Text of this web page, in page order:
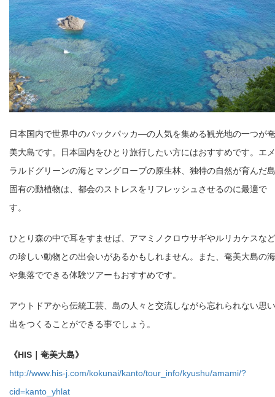
日本国内で世界中のバックパッカ―の人気を集める観光地の一つが奄
美大島です。日本国内をひとり旅行したい方にはおすすめです。エメ
ラルドグリーンの海とマングローブの原生林、独特の自然が育んだ島
固有の動植物は、都会のストレスをリフレッシュさせるのに最適で
す。
ひとり森の中で耳をすませば、アマミノクロウサギやルリカケスなど
の珍しい動物との出会いがあるかもしれません。また、奄美大島の海
や集落でできる体験ツアーもおすすめです。
アウトドアから伝統工芸、島の人々と交流しながら忘れられない思い
出をつくることができる事でしょう。
《HIS｜奄美大島》
http://www.his-j.com/kokunai/kanto/tour_info/kyushu/amami/?
cid=kanto_yhlat